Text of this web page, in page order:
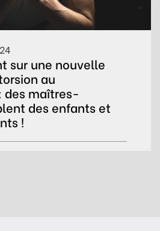
sur une nouvelle
au
des maîtres-
des enfants et
!